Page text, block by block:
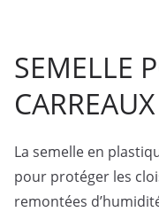
SEMELLE
La semelle en
pour protéger les
remontées